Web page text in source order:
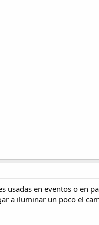
en eventos o en
a iluminar un poco el